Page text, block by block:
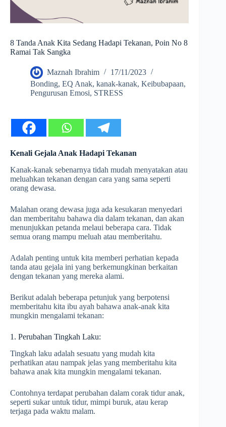
8 Tanda Anak Kita Sedang Hadapi Tekanan, Poin No 8
Ramai Tak Sangka
Maznah Ibrahim
17/11/2023
Bonding, EQ Anak, kanak-kanak, Keibubapaan,
Pengurusan Emosi, STRESS
Kenali Gejala Anak Hadapi Tekanan
Kanak-kanak sebenarnya tidah mudah menyatakan atau
meluahkan tekanan dengan cara yang sama seperti
orang dewasa.
Malahan orang dewasa juga ada kesukaran menyedari
dan memberitahu bahawa dia dalam tekanan, dan akan
menunjukkan petanda melaui beberapa cara. Tidak
semua orang mampu meluah atau memberitahu.
Adalah penting untuk kita memberi perhatian kepada
tanda atau gejala ini yang berkemungkinan berkaitan
dengan tekanan yang mereka alami.
Berikut adalah beberapa petunjuk yang berpotensi
memberitahu kita ibu ayah bahawa anak-anak kita
mungkin mengalami tekanan:
1. Perubahan Tingkah Laku:
Tingkah laku adalah sesuatu yang mudah kita
perhatikan atau nampak jelas yang memberitahu kita
bahawa anak kita mungkin mengalami tekanan.
Contohnya terdapat perubahan dalam corak tidur anak,
seperti sukar untuk tidur, mimpi buruk, atau kerap
terjaga pada waktu malam.